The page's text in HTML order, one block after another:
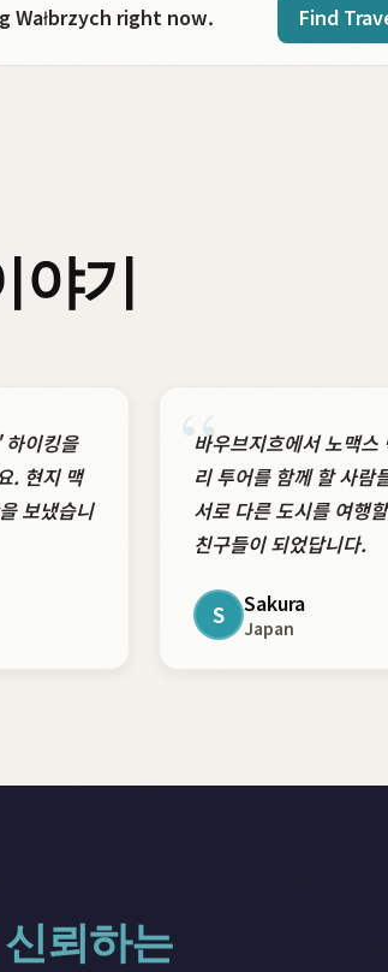
right now. Find
야기
이킹을
. 현지 맥
보냈습니
“
바우브지흐에서 노맥스
리 투어를 함께 할 사람
서로 다른 도시를 여행
친구들이 되었답니다.
S Sakura
Japan
뢰하는